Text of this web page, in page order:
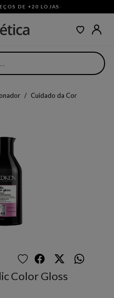
DE +20 LOJAS ·
Cuidado da Cor
Color Gloss